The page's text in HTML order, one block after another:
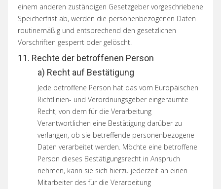
einem anderen zuständigen Gesetzgeber vorgeschriebene
Speicherfrist ab, werden die personenbezogenen Daten
routinemäßig und entsprechend den gesetzlichen
Vorschriften gesperrt oder gelöscht.
11. Rechte der betroffenen Person
a) Recht auf Bestätigung
Jede betroffene Person hat das vom Europäischen
Richtlinien- und Verordnungsgeber eingeräumte
Recht, von dem für die Verarbeitung
Verantwortlichen eine Bestätigung darüber zu
verlangen, ob sie betreffende personenbezogene
Daten verarbeitet werden. Möchte eine betroffene
Person dieses Bestätigungsrecht in Anspruch
nehmen, kann sie sich hierzu jederzeit an einen
Mitarbeiter des für die Verarbeitung